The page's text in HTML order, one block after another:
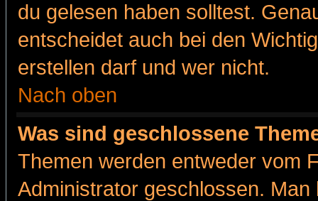
du gelesen haben solltest.
entscheidet auch bei den
erstellen darf und wer nicht.
Nach oben
Was sind geschlossene
Themen werden entweder vom
Administrator geschlossen.